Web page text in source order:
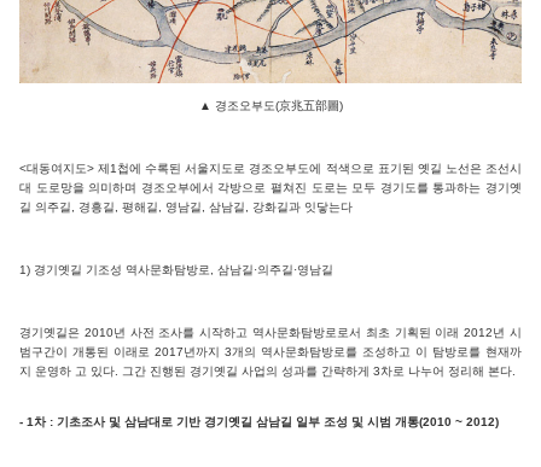
▲ 경조오부도(京兆五部圖)
<대동여지도> 제1첩에 수록된 서울지도로 경조오부도에 적색으로 표기된 옛길 노선은 조선시
대 도로망을 의미하며 경조오부에서 각방으로 펼쳐진 도로는 모두 경기도를 통과하는 경기옛
길 의주길, 경흥길, 평해길, 영남길, 삼남길, 강화길과 잇닿는다
1) 경기옛길 기조성 역사문화탐방로, 삼남길·의주길·영남길
경기옛길은 2010년 사전 조사를 시작하고 역사문화탐방로로서 최초 기획된 이래 2012년 시
범구간이 개통된 이래로 2017년까지 3개의 역사문화탐방로를 조성하고 이 탐방로를 현재까
지 운영하 고 있다. 그간 진행된 경기옛길 사업의 성과를 간략하게 3차로 나누어 정리해 본다.
- 1차 : 기초조사 및 삼남대로 기반 경기옛길 삼남길 일부 조성 및 시범 개통(2010 ~ 2012)